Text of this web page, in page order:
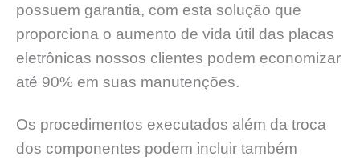
possuem garantia, com esta solução que
proporciona o aumento de vida útil das placas
eletrônicas nossos clientes podem economizar
até 90% em suas manutenções.
Os procedimentos executados além da troca
dos componentes podem incluir também